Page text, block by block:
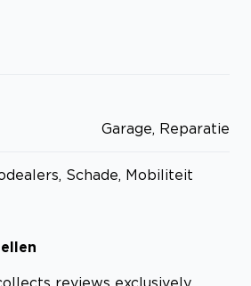
Garage, Reparatie
Schade, Mobiliteit
reviews exclusively